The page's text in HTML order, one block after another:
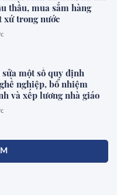
thầu, mua sắm hàng
xứ trong nước
một số quy định
nghiệp, bổ nhiệm
và xếp lương nhà giáo